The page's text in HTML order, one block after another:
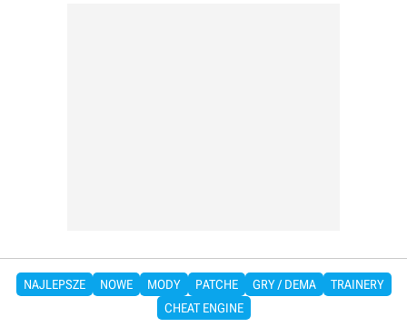
NAJLEPSZE NOWE MODY PATCHE GRY / DEMA
TRAINERY
CHEAT ENGINE